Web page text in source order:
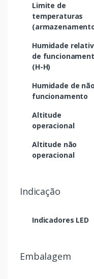
Limite de
temperaturas
Humidade
de
(H-H)
Humidade de não
funcionamento
Altitude
operacional
Altitude não
operacional
Indicação
Indicadores LED
Embalagem